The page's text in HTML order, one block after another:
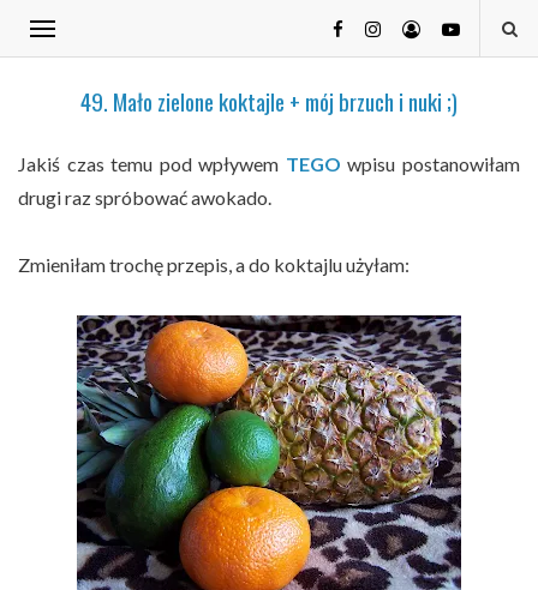
49. Mało zielone koktajle + mój brzuch i nuki ;)
Jakiś czas temu pod wpływem TEGO wpisu postanowiłam
drugi raz spróbować awokado.
Zmieniłam trochę przepis, a do koktajlu użyłam: